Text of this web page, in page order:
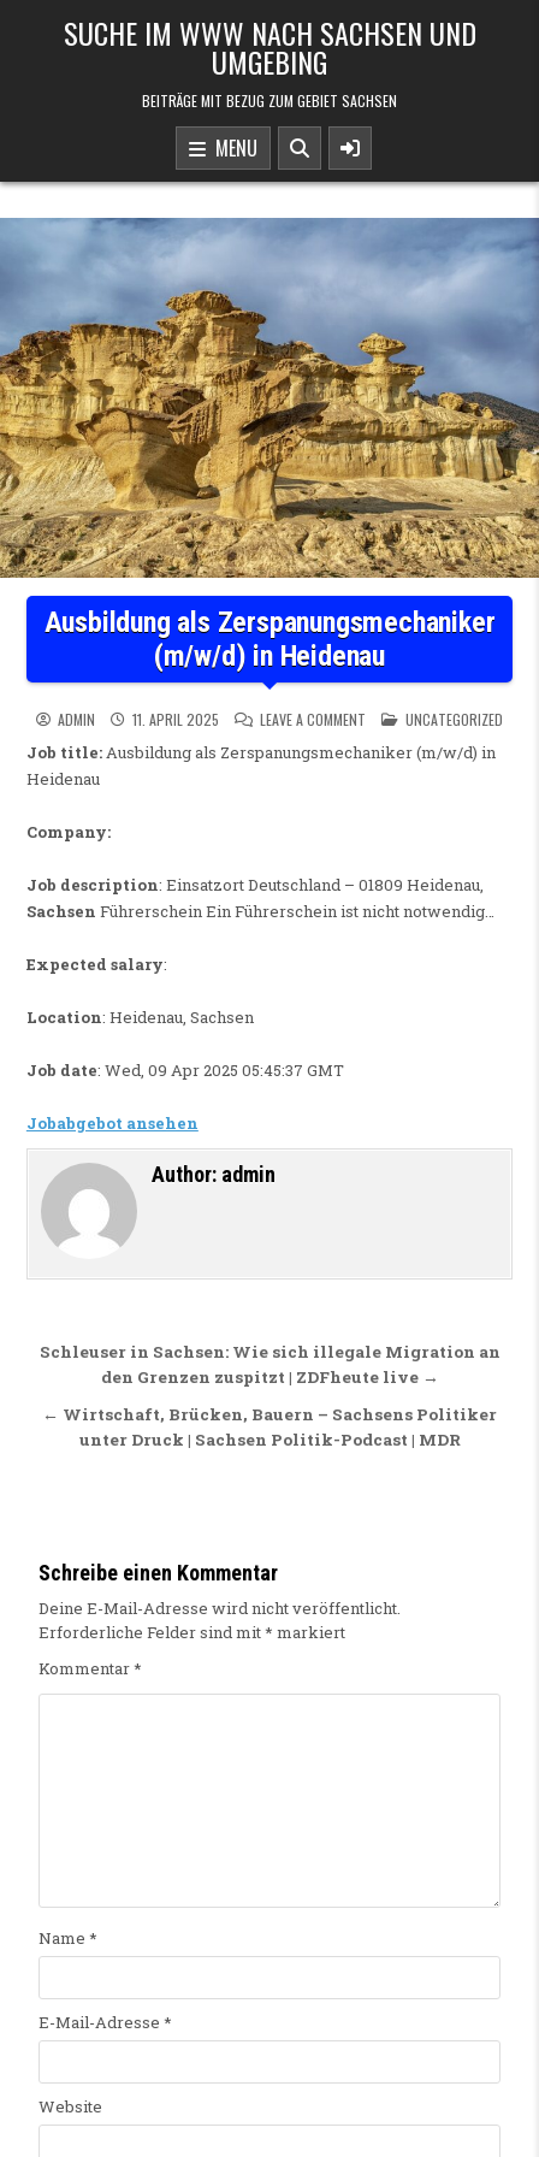
SUCHE IM WWW NACH SACHSEN UND
UMGEBING
BEITRÄGE MIT BEZUG ZUM GEBIET SACHSEN
MENU
Ausbildung als Zerspanungsmechaniker
(m/w/d) in Heidenau
ADMIN 11. APRIL 2025 LEAVE A COMMENT ON AUSBILDUNG ALS
POSTED IN
UNCATEGORIZED
Job title:Ausbildung als Zerspanungsmechaniker (m/w/d) in
Heidenau
Company:
Job description: Einsatzort Deutschland – 01809 Heidenau,
Sachsen Führerschein Ein Führerschein ist nicht notwendig…
Expected salary:
Location: Heidenau, Sachsen
Job date: Wed, 09 Apr 2025 05:45:37 GMT
Jobabgebot ansehen
Author: admin
Beitragsnavigation
Schleuser in Sachsen: Wie sich illegale Migration an
den Grenzen zuspitzt | ZDFheute live →
← Wirtschaft, Brücken, Bauern – Sachsens Politiker
unter Druck | Sachsen Politik-Podcast | MDR
Schreibe einen Kommentar
Deine E-Mail-Adresse wird nicht veröffentlicht.
Erforderliche Felder sind mit* markiert
Kommentar*
Name *
E-Mail-Adresse *
Website